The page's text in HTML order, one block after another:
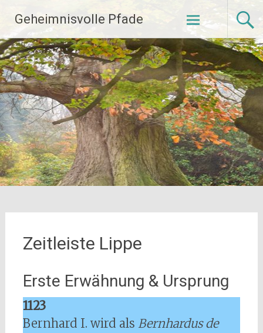
Inhalt
springen
Geheimnisvolle Pfade
Zeitleiste Lippe
Erste Erwähnung & Ursprung
1123
Bernhard I. wird als Bernhardus de